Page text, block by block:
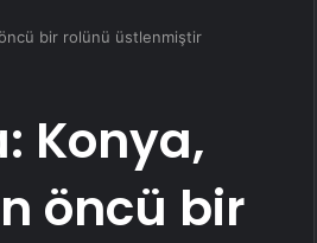
öncü bir rolünü üstlenmiştir
Konya,
öncü bir